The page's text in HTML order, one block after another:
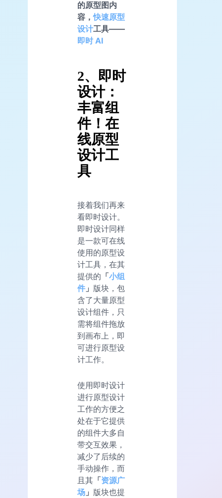
的原型图内
容，快速原型
设计工具——
即时 AI
2、即时
设计：
丰富组
件！在
线原型
设计工
具
接着我们再来
看即时设计。
即时设计同样
是一款可在线
使用的原型设
计工具，在其
提供的 「小组
件 」 版块，包
含了大量原型
设计组件，只
需将组件拖放
到画布上，即
可进行原型设
计工作。
使用即时设计
进行原型设计
工作的方便之
处在于它提供
的组件大多自
带交互效果，
减少了后续的
手动操作，而
且其 「资源广
场 」 版块也提